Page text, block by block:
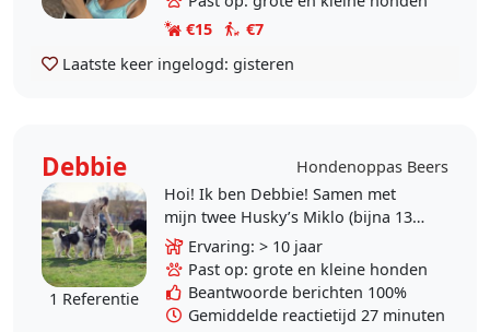
mij positieve..
€15
€7
Laatste keer ingelogd: gisteren
Debbie Hondenoppas Beers
1 Referentie
Hoi! Ik ben Debbie! Samen met
mijn twee Husky’s Miklo (bijna 13
en nog verrassend fit 😁) en Kaiju
(6 maanden) ben ik op zoek naar
een nieuwe..
Ervaring: > 10 jaar
Past op: grote en kleine honden
Beantwoorde berichten 100%
Gemiddelde reactietijd 27 minuten